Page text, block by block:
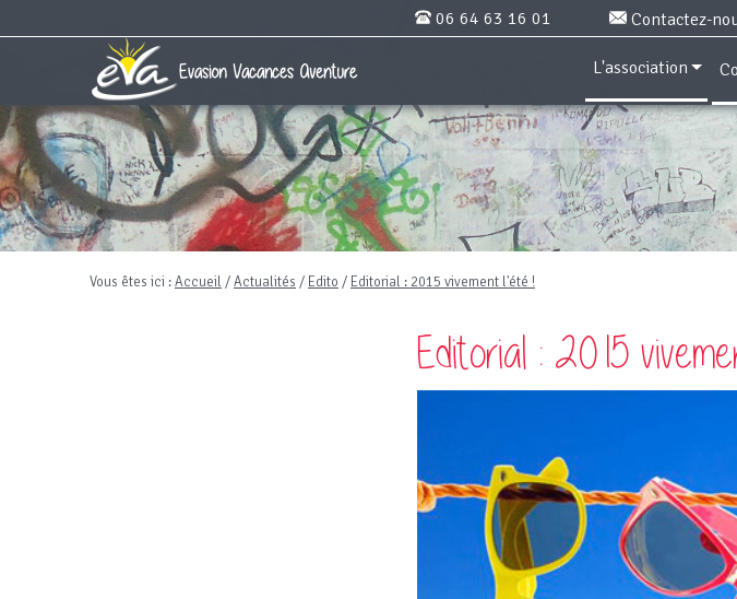
06 64 63 16 01 Contactez-
L'association
Vous êtes ici :Accueil /Actualités / Edito / Editorial : 2015 vivement l'été !
Editorial : 2015